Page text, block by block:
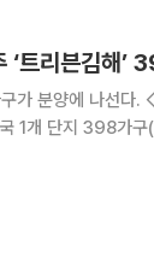
트리븐김해’
지(1곳) 부동산 정보업체 부동산
1개 단지 398가
가야휴니온아르